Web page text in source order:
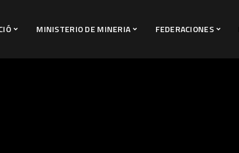
MINISTERIO DE MINERIA FEDERACIONES